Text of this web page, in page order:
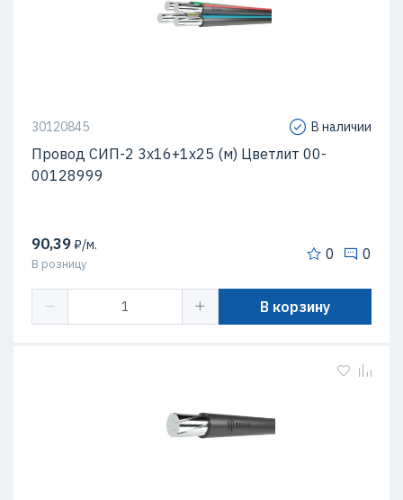
30120845 В наличии
Провод СИП-2 3х16+1х25 (м) Цветлит 00-
00128999
90,39₽/м.
В розницу
0 0
В корзину